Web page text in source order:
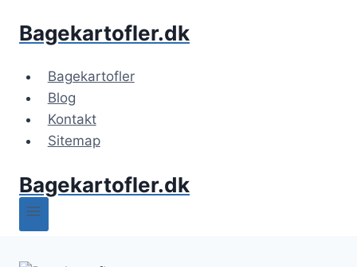
Bagekartofler.dk
Bagekartofler
Blog
Kontakt
Sitemap
Bagekartofler.dk